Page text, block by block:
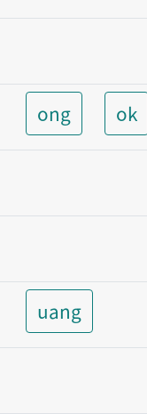
ong ok
uang